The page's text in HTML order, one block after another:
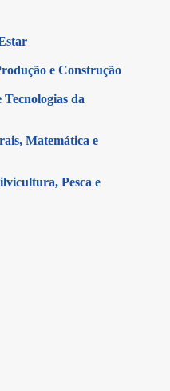
e Construção
da
Matemática e
Pesca e